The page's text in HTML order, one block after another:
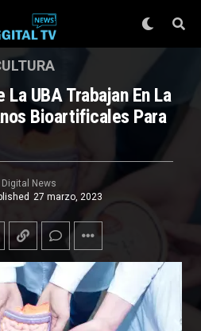
UBA Trabajan En La
Bioartificales Para
Digital News
27 marzo, 2023